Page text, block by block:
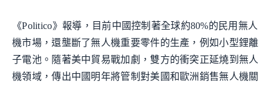
《Politico》報導，目前中國控制著全球約80%的民用無人
機市場，還壟斷了無人機重要零件的生產，例如小型鋰離
子電池。隨著美中貿易戰加劇，雙方的衝突正延燒到無人
機領域，傳出中國明年將管制對美國和歐洲銷售無人機關